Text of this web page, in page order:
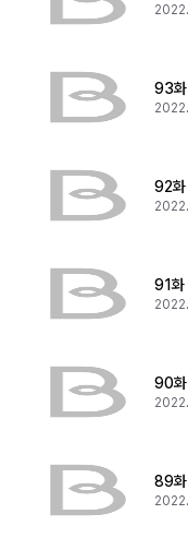
93화
92화
91화
90화
89화